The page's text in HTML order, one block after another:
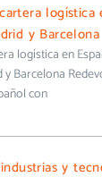
logística
y Barcelona
logística en
Barcelona
con
y